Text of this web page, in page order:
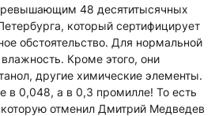
48 десятитысячных
который сертифицирует
обстоятельство. Для нормальной
Кроме этого, они
другие химические элементы.
в 0,048, а в 0,3 промилле! То есть
отменил Дмитрий Медведев